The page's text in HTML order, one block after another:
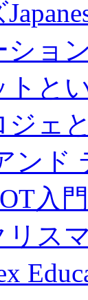
ショ
トと
ジェ
ンド
入
ス